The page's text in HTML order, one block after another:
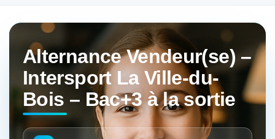
Alternance Vendeur(se) –
Intersport La Ville-du-
Bois – Bac+3 à la sortie